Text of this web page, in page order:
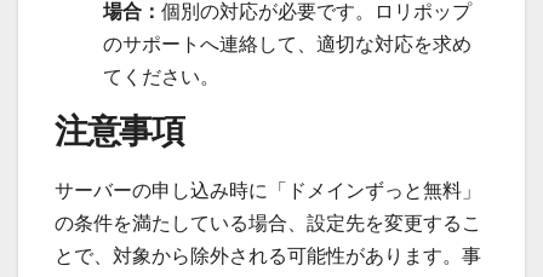
場合： 個別の対応が必要です。ロリポップ
のサポートへ連絡して、適切な対応を求め
てください。
注意事項
サーバーの申し込み時に「ドメインずっと無料」
の条件を満たしている場合、設定先を変更するこ
とで、対象から除外される可能性があります。事